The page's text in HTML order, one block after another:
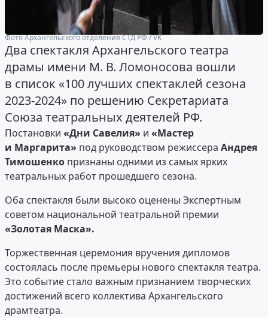
Фото Архангельского отделения СТД РФ / VK
Два спектакля Архангельского театра
драмы имени М. В. Ломоносова вошли
в список «100 лучших спектаклей сезона
2023-2024» по решению Секретариата
Союза театральных деятелей РФ.
Постановки «Дни Савелия» и «Мастер
и Маргарита» под руководством режиссера Андрея
Тимошенко признаны одними из самых ярких
театральных работ прошедшего сезона.
Оба спектакля были высоко оценены Экспертным
советом национальной театральной премии
«Золотая Маска».
Торжественная церемония вручения дипломов
состоялась после премьеры нового спектакля театра.
Это событие стало важным признанием творческих
достижений всего коллектива Архангельского
драмтеатра.